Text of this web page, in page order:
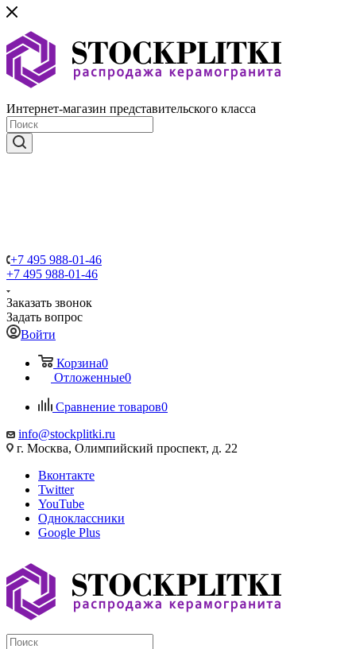
Интернет-магазин представительского класса
+7 495 988-01-46
+7 495 988-01-46
Заказать звонок
Задать вопрос
Войти
Корзина0
Отложенные0
Сравнение товаров0
info@stockplitki.ru
г. Москва, Олимпийский проспект, д. 22
Вконтакте
Twitter
YouTube
Одноклассники
Google Plus